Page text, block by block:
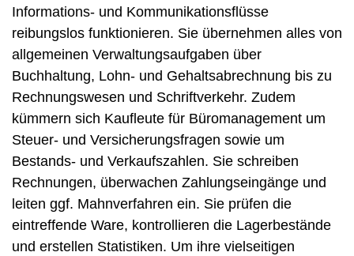
Informations- und Kommunikationsflüsse
reibungslos funktionieren. Sie übernehmen alles von
allgemeinen Verwaltungsaufgaben über
Buchhaltung, Lohn- und Gehaltsabrechnung bis zu
Rechnungswesen und Schriftverkehr. Zudem
kümmern sich Kaufleute für Büromanagement um
Steuer- und Versicherungsfragen sowie um
Bestands- und Verkaufszahlen. Sie schreiben
Rechnungen, überwachen Zahlungseingänge und
leiten ggf. Mahnverfahren ein. Sie prüfen die
eintreffende Ware, kontrollieren die Lagerbestände
und erstellen Statistiken. Um ihre vielseitigen